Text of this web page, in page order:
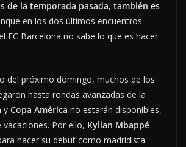
de la temporada pasada, también es
en los dos últimos encuentros
FC Barcelona no sabe lo que es hacer
del próximo domingo, muchos de los
hasta rondas avanzadas de la
y Copa América no estarán disponibles,
vacaciones. Por ello, Kylian Mbappé
hacer su debut como madridista.